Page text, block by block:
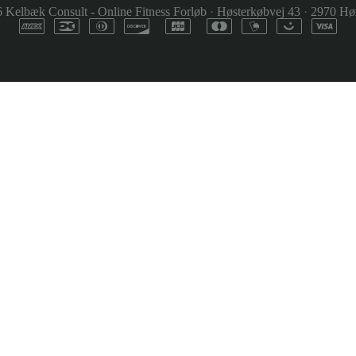
Kelbæk Consult - Online Fitness Forløb · Høsterkøbvej 43 · 2970